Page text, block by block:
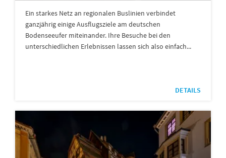
Ein starkes Netz an regionalen Buslinien verbindet
ganzjährig einige Ausflugsziele am deutschen
Bodenseeufer miteinander. Ihre Besuche bei den
unterschiedlichen Erlebnissen lassen sich also einfach...
DETAILS